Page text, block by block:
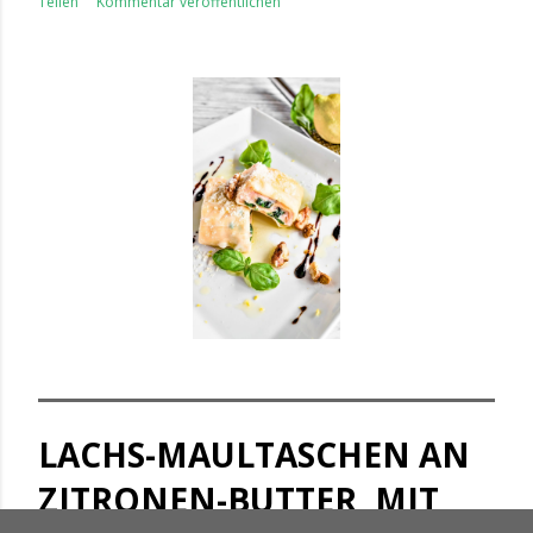
LACHS-MAULTASCHEN AN
ZITRONEN-BUTTER, MIT